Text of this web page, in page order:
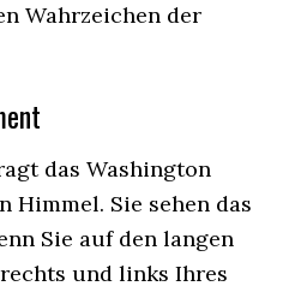
Wahrzeichen der
das Washington
Himmel. Sie sehen das
Sie auf den langen
und links Ihres